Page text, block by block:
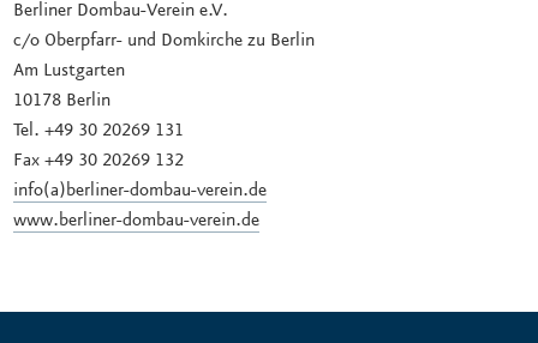
Berliner Dombau-Verein e.V.
c/o Oberpfarr- und Domkirche zu Berlin
Am Lustgarten
10178 Berlin
Tel. +49 30 20269 131
Fax +49 30 20269 132
info(a)berliner-dombau-verein.de
www.berliner-dombau-verein.de